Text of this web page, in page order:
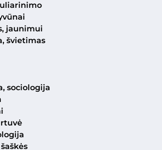
jaunimui
švietimas
sociologija